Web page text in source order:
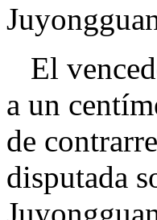
El
a un
de
disputada